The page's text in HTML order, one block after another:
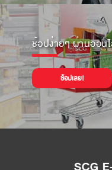
ช้อปง่ายๆ ผ่านออน
ช้อปเลย!